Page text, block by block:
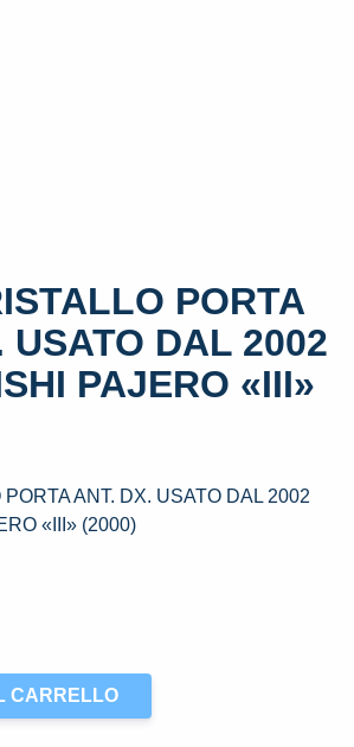
PORTA
USATO DAL 2002
PAJERO «III»
ANT. DX. USATO DAL 2002
«III» (2000)
CARRELLO